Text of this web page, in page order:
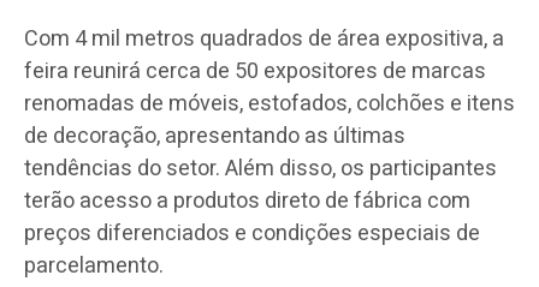
Com 4 mil metros quadrados de área expositiva, a
feira reunirá cerca de 50 expositores de marcas
renomadas de móveis, estofados, colchões e itens
de decoração, apresentando as últimas
tendências do setor. Além disso, os participantes
terão acesso a produtos direto de fábrica com
preços diferenciados e condições especiais de
parcelamento.